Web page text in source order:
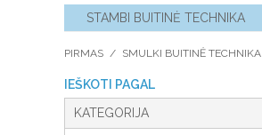
STAMBI BUITINĖ TECHNIKA
PIRMAS / SMULKI BUITINĖ TECHNIKA
IEŠKOTI PAGAL
KATEGORIJA